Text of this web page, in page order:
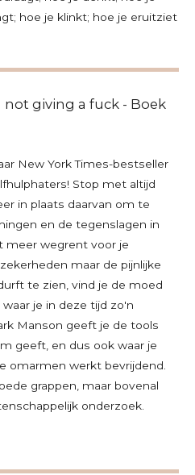
hoe je klinkt; hoe je eruitziet
not giving a fuck - Boek
New York Times-bestseller
Stop met altijd
in plaats daarvan om te
en de tegenslagen in
meer wegrent voor je
maar de pijnlijke
te zien, vind je de moed
je in deze tijd zo'n
Manson geeft je de tools
geeft, en dus ook waar je
omarmen werkt bevrijdend.
grappen, maar bovenal
onderzoek.